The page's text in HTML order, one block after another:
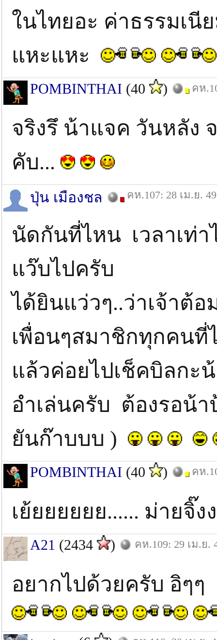
ในไทยอะ ค่าธรรมเนี
แหะแหะ
POMBINTHAI (40 ) คห
จริงรึ น้าแจค วันหลัง
คับ...
ปุ่น เมืองชล คห.107: 28 เม.ย. 49
นัดกันที่ไหน เวลาเท่
แว๊บไปครับ
ได้ยินแว่วๆ..ว่าเจ้าต้อ
เพื่อนๆสมาชิกทุกคน
แล้วค่อยไปเช็คบิลกะ
อำเล่นครับ ต้องรอน้
ยันก๊าบบบ )
POMBINTHAI (40 ) คห
เย้ยยยยยย...... ม่ายจิ๊ง
A21 (2434 ) คห.109: 29 เม.ย.
อยากไปด้วยครับ อิๆๆ